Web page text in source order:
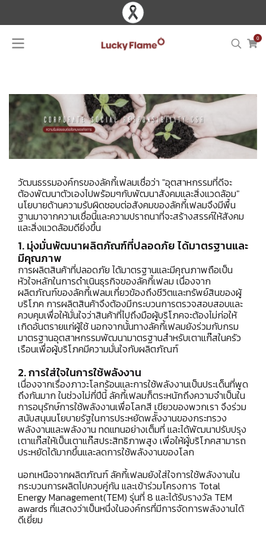
0
วัฒนธรรมองค์กรของลัคกี้เฟลมเชื่อว่า "อุตสาหกรรมที่ดีจะ
ต้องพัฒนาตัวเองไปพร้อมๆกับพัฒนาสังคมและสิ่งแวดล้อม"
นโยบายด้านความรับผิดชอบต่อสังคมของลัคกี้เฟลมจึงมีพื้น
ฐานมาจากความเชื่อนี้และความปราถนาที่จะสร้างสรรค์ให้สังคม
และสิ่งแวดล้อมดียิ่งขึ้น
1. มุ่งมั่นพัฒนาผลิตภัณฑ์ที่ปลอดภัย ได้มาตรฐานและ
มีคุณภาพ
การผลิตสินค้าที่ปลอดภัย ได้มาตรฐานและมีคุณภาพถือเป็น
หัวใจหลักในการดำเนินธุรกิจของลัคกี้เฟลม เนื่องจาก
ผลิตภัณฑ์ของลัคกี้เฟลมเกี่ยวข้องถึงชีวิตและทรัพย์สินของผู้
บริโภค การผลิตสินค้าจึงต้องมีกระบวนการตรวจสอบสอบและ
ควบคุมเพื่อให้มั่นใจว่าสินค้าที่ไปถึงมือผู้บริโภคจะต้องไม่ก่อให้
เกิดอันตรายแก่ผู้ใช้ นอกจากนั้นทางลัคกี้เฟลมยังร่วมกับกรม
มาตรฐานอุตสาหกรรมพัฒนามาตรฐานสำหรับเตาแก๊สในครัว
เรือนเพื่อผู้บริโภคมีความมั่นใจกับผลิตภัณฑ์
2. การใส่ใจในการใช้พลังงาน
เนื่องจากเรื่่องภาวะโลกร้อนและการใช้พลังงานเป็นประเด็นที่พูด
ถึงกันมาก ในช่วงไม่กี่ปีนี้ ลัคกี้เฟลมก็ตระหนักถึงความจำเป็นใน
การอนุรักษ์การใช้พลังงานเพื่อโลกสี เขียวของพวกเรา จึงร่วม
สนับสนุนนโยบายรัฐในการประหยัดพลัังงานของกระทรวง
พลังงานและพลังงาน ทดแทนอย่างเต็มที่ และได้พัฒนาปรับปรุง
เตาแก๊สให้เป็นเตาแก๊สประสิทธิภาพสูง เพื่อให้ผู้่บริโภคสามารถ
ประหยัดได้มากขึ้นและลดการใช้พลังงานของโลก
นอกเหนือจากผลิตภัณฑ์ ลัคกี้เฟลมยังใส่ใจการใช้พลังงานใน
กระบวนการผลิตไปควบคู่กัน และเข้าร่วมโครงการ Total
Energy Management(TEM) รุ่นที่ 8 และได้รับรางวัล TEM
awards ที่แสดงว่าเป็นหนึ่งในองค์กรที่มีการจัดการพลังงานได้
ดีเยี่ยม